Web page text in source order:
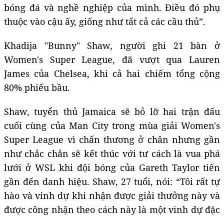
bóng đá và nghề nghiệp của mình. Điều đó phụ
thuộc vào cậu ấy, giống như tất cả các cầu thủ”.
Khadija "Bunny" Shaw, người ghi 21 bàn ở
Women's Super League, đã vượt qua Lauren
James của Chelsea, khi cả hai chiếm tổng cộng
80% phiếu bầu.
Shaw, tuyển thủ Jamaica sẽ bỏ lỡ hai trận đấu
cuối cùng của Man City trong mùa giải Women's
Super League vì chấn thương ở chân nhưng gần
như chắc chắn sẽ kết thúc với tư cách là vua phá
lưới ở WSL khi đội bóng của Gareth Taylor tiến
gần đến danh hiệu. Shaw, 27 tuổi, nói: “Tôi rất tự
hào và vinh dự khi nhận được giải thưởng này và
được công nhận theo cách này là một vinh dự đặc